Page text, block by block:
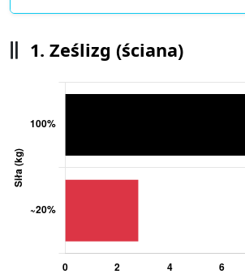
1. Ześlizg (ściana)